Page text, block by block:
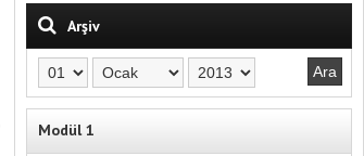
Arşiv
Modül 1